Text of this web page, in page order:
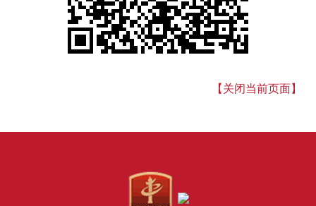
【关闭当前页面】